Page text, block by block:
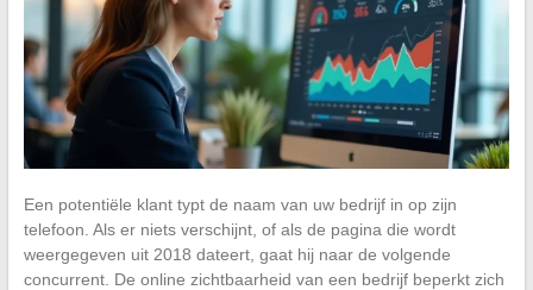
Een potentiële klant typt de naam van uw bedrijf in op zijn
telefoon. Als er niets verschijnt, of als de pagina die wordt
weergegeven uit 2018 dateert, gaat hij naar de volgende
concurrent. De online zichtbaarheid van een bedrijf beperkt zich